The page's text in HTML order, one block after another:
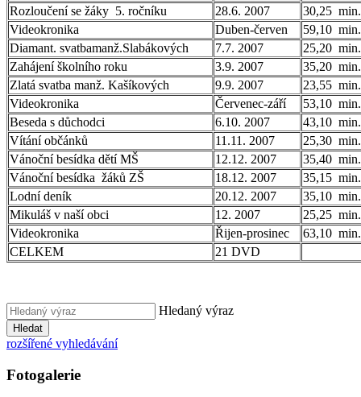
Rozloučení se žáky 5. ročníku
28.6. 2007
30,25 min.
Videokronika
Duben-červen
59,10 min.
Diamant. svatbamanž.Slabákových
7.7. 2007
25,20 min.
Zahájení školního roku
3.9. 2007
35,20 min.
Zlatá svatba manž. Kašíkových
9.9. 2007
23,55 min.
Videokronika
Červenec-září
53,10 min.
Beseda s důchodci
6.10. 2007
43,10 min.
Vítání občánků
11.11. 2007
25,30 min.
Vánoční besídka dětí MŠ
12.12. 2007
35,40 min.
Vánoční besídka žáků ZŠ
18.12. 2007
35,15 min.
Lodní deník
20.12. 2007
35,10 min.
Mikuláš v naší obci
12. 2007
25,25 min.
Videokronika
Řijen-prosinec
63,10 min.
CELKEM
21 DVD
Hledaný výraz
Hledat
rozšířené vyhledávání
Fotogalerie